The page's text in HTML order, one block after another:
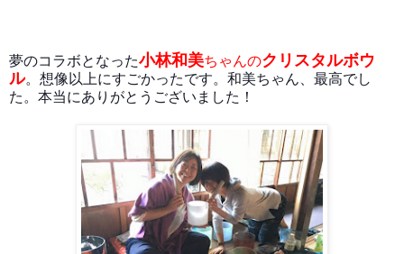
夢のコラボとなった小林和美ちゃんのクリスタルボウ
ル。想像以上にすごかったです。和美ちゃん、最高でし
た。本当にありがとうございました！